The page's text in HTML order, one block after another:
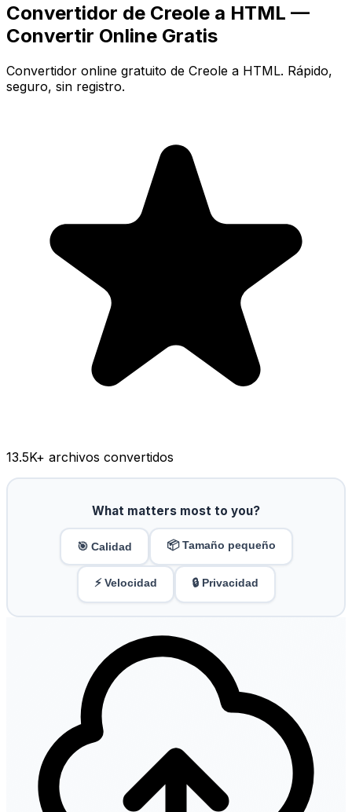
Convertidor de Creole a HTML —
Convertir Online Gratis
Convertidor online gratuito de Creole a HTML. Rápido,
seguro, sin registro.
13.5K+ archivos convertidos
What matters most to you?
🎯 Calidad 📦 Tamaño pequeño
⚡ Velocidad 🔒 Privacidad